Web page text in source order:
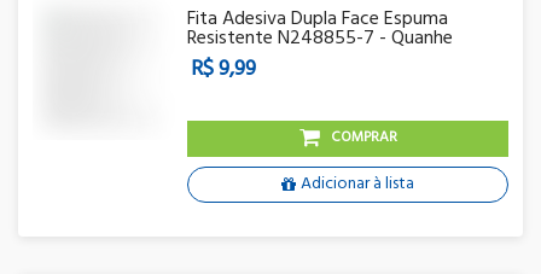
Fita Adesiva Dupla Face Espuma
Resistente N248855-7 - Quanhe
R$ 9,99
COMPRAR
Adicionar à lista